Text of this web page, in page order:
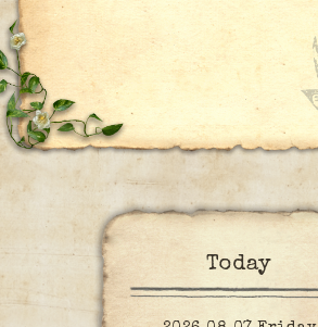
Today